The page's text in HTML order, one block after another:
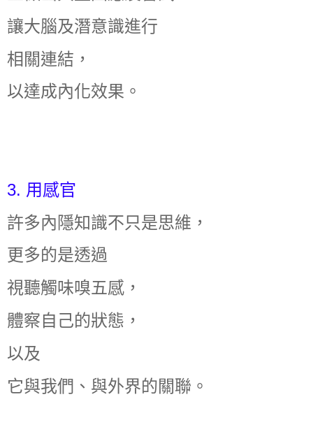
讓大腦及潛意識進行
相關連結，
以達成內化效果。
3. 用感官
許多內隱知識不只是思維，
更多的是透過
視聽觸味嗅五感，
體察自己的狀態，
以及
它與我們、與外界的關聯。